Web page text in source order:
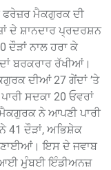
ਮੈਕਗੁਰਕ ਦੀ
ਦੇ ਸ਼ਾਨਦਾਰ ਪ੍ਰਦਰਸ਼ਨ
ਨਾਲ ਹਰਾ ਕੇ
ਬਰਕਰਾਰ ਰੱਖੀਆਂ।
ਦੀਆਂ 27 ਗੇਂਦਾਂ ’ਤੇ
ਸਦਕਾ 20 ਓਵਰਾਂ
ਨੇ ਆਪਣੀ ਪਾਰੀ
41 ਦੌੜਾਂ, ਅਭਿਸ਼ੇਕ
ਇਸ ਦੇ ਜਵਾਬ
ਆਈ ਮੁੰਬਈ ਇੰਡੀਅਨਜ਼